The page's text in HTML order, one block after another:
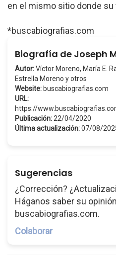
en el mismo sitio donde
*buscabiografias.com
Biografía de Joseph
Autor:Víctor Moreno, María E.
Estrella Moreno y otros
Website: buscabiografias.com
URL:
https://
Publicación: 22/04/2020
Última actualización:07/08/
Sugerencias
¿Corrección?
Háganos saber su
buscabiografias.com.
Colaborar